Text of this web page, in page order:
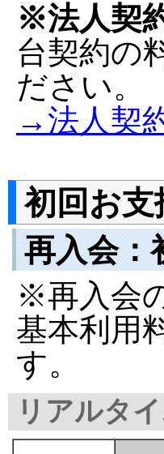
※法人契
台契約の
ださい。
→法人契
初回お
再入会：
※再入会
基本利用
す。
リアルタ